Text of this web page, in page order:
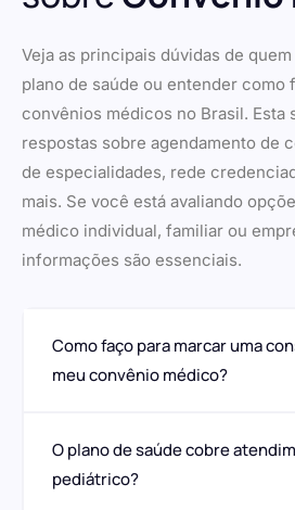
Veja as principais dúvidas de
plano de saúde ou entender como
convênios médicos no Brasil. Esta
respostas sobre agendamento de
de especialidades, rede
mais. Se você está avaliando
médico individual, familiar ou
informações são essenciais.
Como faço para marcar uma
meu convênio médico?
O plano de saúde cobre
pediátrico?